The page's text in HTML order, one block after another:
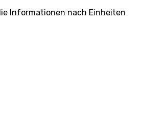
Informationen nach Einheiten